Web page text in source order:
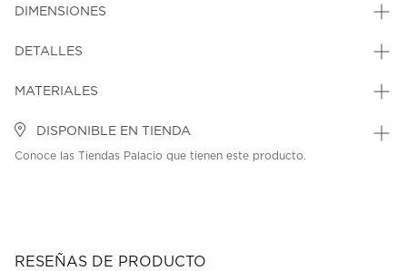
DIMENSIONES
DETALLES
MATERIALES
DISPONIBLE EN TIENDA
Conoce las Tiendas Palacio que tienen este producto.
RESEÑAS DE PRODUCTO